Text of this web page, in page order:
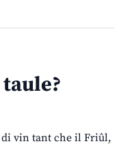
di vin tant che il Friûl,